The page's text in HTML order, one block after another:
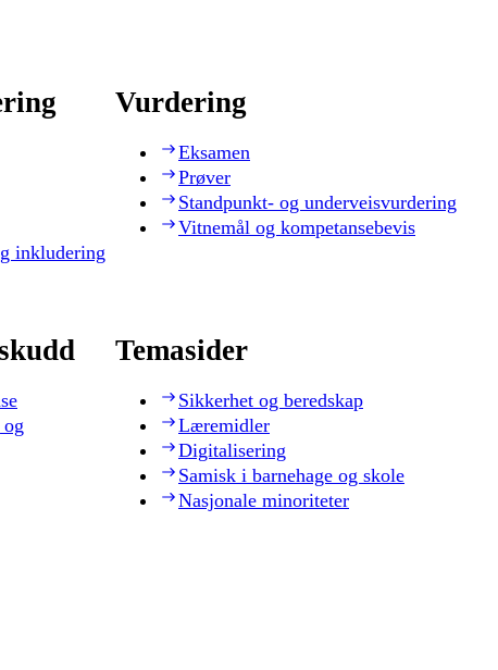
inkludering
Vurdering
Eksamen
Prøver
Standpunkt- og underveisvurdering
Vitnemål og kompetansebevis
Temasider
Sikkerhet og beredskap
Læremidler
Digitalisering
Samisk i barnehage og skole
Nasjonale minoriteter